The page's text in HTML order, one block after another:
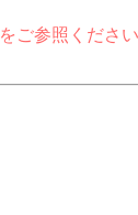
をご参照ください